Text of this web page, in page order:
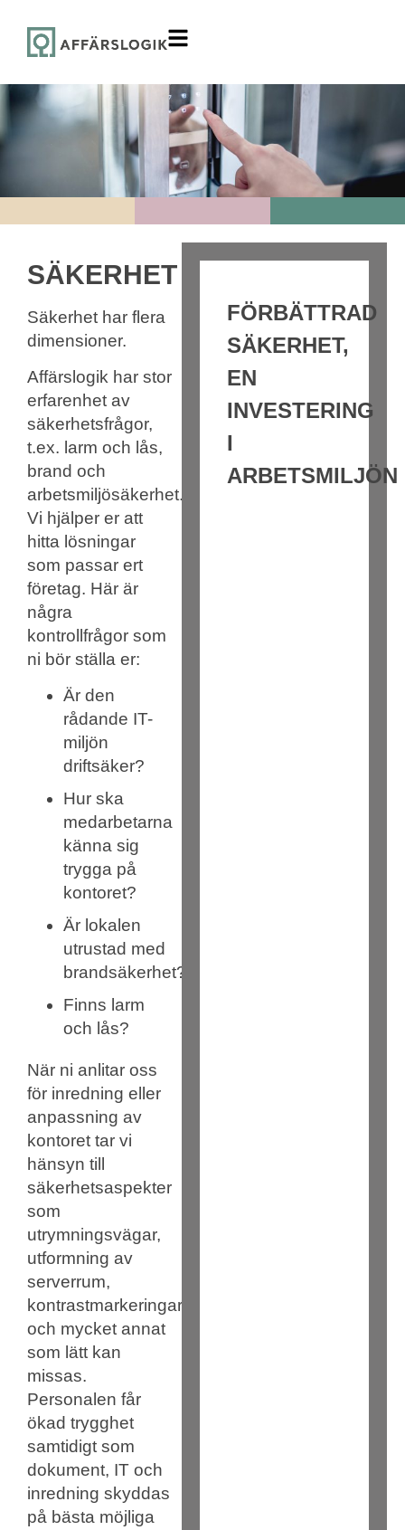
SÄKERHET
Säkerhet har flera
dimensioner.
Affärslogik har stor
erfarenhet av
säkerhetsfrågor,
t.ex. larm och lås,
brand och
arbetsmiljösäkerhet.
Vi hjälper er att
hitta lösningar
som passar ert
företag. Här är
några
kontrollfrågor som
ni bör ställa er:
Är den
rådande IT-
miljön
driftsäker?
Hur ska
medarbetarna
känna sig
trygga på
kontoret?
Är lokalen
utrustad med
brandsäkerhet?
Finns larm
och lås?
När ni anlitar oss
för inredning eller
anpassning av
kontoret tar vi
hänsyn till
säkerhetsaspekter
som
utrymningsvägar,
utformning av
serverrum,
kontrastmarkeringar
och mycket annat
som lätt kan
missas.
Personalen får
ökad trygghet
samtidigt som
dokument, IT och
inredning skyddas
på bästa möjliga
FÖRBÄTTRAD
SÄKERHET,
EN
INVESTERING
I
ARBETSMILJÖN